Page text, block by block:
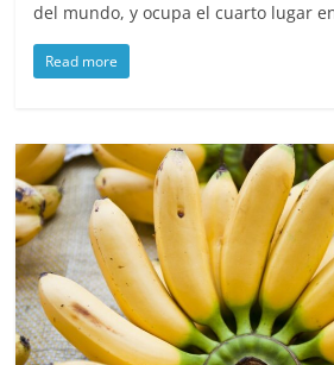
del mundo, y ocupa el cuarto lugar
Read more